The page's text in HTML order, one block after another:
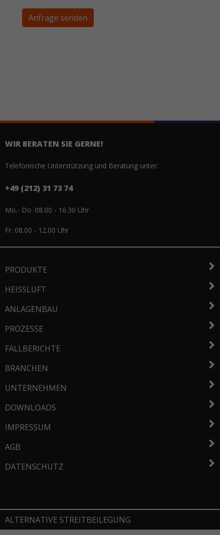
Anfrage senden
WIR BERATEN SIE GERNE!
Telefonische Unterstützung und Beratung unter:
+49 (212) 31 73 74
Mo.- Do. 08.00 - 16.30 Uhr
Fr. 08.00 - 12.00 Uhr
PRODUKTE
HEISSLUFT
ANLAGENBAU
PROZESSE
FALLBERICHTE
BRANCHEN
UNTERNEHMEN
DOWNLOADS
IMPRESSUM
AGB
DATENSCHUTZ
ALTERNATIVE STREITBEILEGUNG